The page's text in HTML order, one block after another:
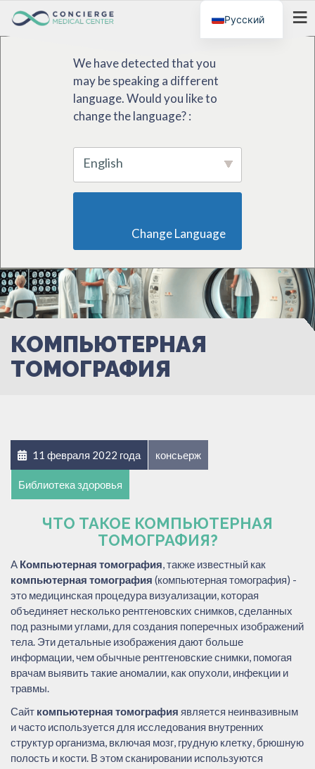
We have detected that you
may be speaking a different
language. Would you like to
change the language? :
English
МЕНЮ
КОМПЬЮТЕРНАЯ
ТОМОГРАФИЯ
11 февраля 2022 года консьерж
Библиотека здоровья
ЧТО ТАКОЕ КОМПЬЮТЕРНАЯ
ТОМОГРАФИЯ?
A Компьютерная томография, также известный как
компьютерная томография (компьютерная томография) -
это медицинская процедура визуализации, которая
объединяет несколько рентгеновских снимков, сделанных
под разными углами, для создания поперечных изображений
тела. Эти детальные изображения дают больше
информации, чем обычные рентгеновские снимки, помогая
врачам выявить такие аномалии, как опухоли, инфекции и
травмы.
Сайт компьютерная томография является неинвазивным
и часто используется для исследования внутренних
структур организма, включая мозг, грудную клетку, брюшную
полость и кости. В этом сканировании используются
Русский